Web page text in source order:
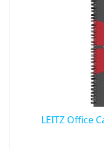
LEITZ Office